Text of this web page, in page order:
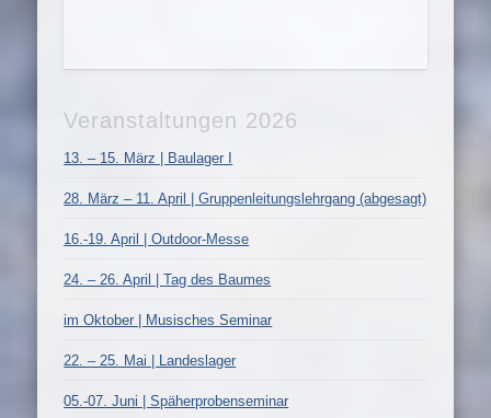
Veranstaltungen 2026
13. – 15. März | Baulager I
28. März – 11. April | Gruppenleitungslehrgang (abgesagt)
16.-19. April | Outdoor-Messe
24. – 26. April | Tag des Baumes
im Oktober | Musisches Seminar
22. – 25. Mai | Landeslager
05.-07. Juni | Späherprobenseminar